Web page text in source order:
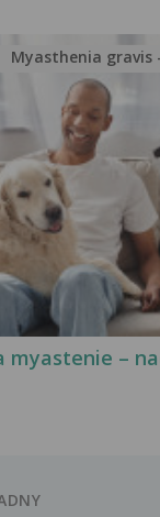
myastenie –
Myasthenia gravis